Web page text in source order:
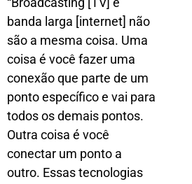
banda larga [internet] não
são a mesma coisa. Uma
coisa é você fazer uma
conexão que parte de um
ponto específico e vai para
todos os demais pontos.
Outra coisa é você
conectar um ponto a
outro. Essas tecnologias